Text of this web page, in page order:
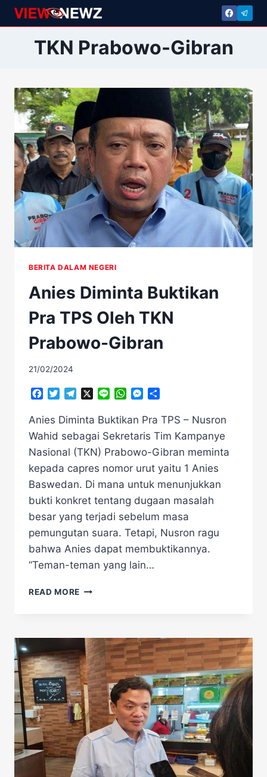
Skip
to
contentTKN Prabowo-Gibran
BERITA DALAM NEGERI
Anies Diminta Buktikan
Pra TPS Oleh TKN
Prabowo-Gibran
21/02/2024
Facebook
TwitterTelegramLine WhatsAppMessenger
Anies Diminta Buktikan Pra TPS – Nusron
Wahid sebagai Sekretaris Tim Kampanye
Nasional (TKN) Prabowo-Gibran meminta
kepada capres nomor urut yaitu 1 Anies
Baswedan. Di mana untuk menunjukkan
bukti konkret tentang dugaan masalah
besar yang terjadi sebelum masa
pemungutan suara. Tetapi, Nusron ragu
bahwa Anies dapat membuktikannya.
“Teman-teman yang lain…
READ MORE ANIES
TPS
OLEH
TKN
PRABOWO-
GIBRAN